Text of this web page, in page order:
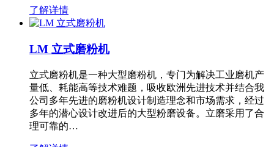
了解详情
LM 立式磨粉机
立式磨粉机是一种大型磨粉机，专门为解决工业磨机产
量低、耗能高等技术难题，吸收欧洲先进技术并结合我
公司多年先进的磨粉机设计制造理念和市场需求，经过
多年的潜心设计改进后的大型粉磨设备。立磨采用了合
理可靠的…